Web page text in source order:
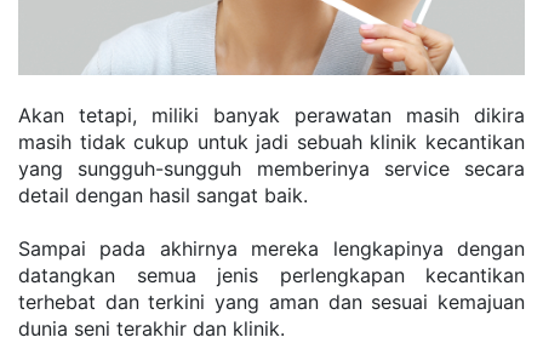
Akan tetapi, miliki banyak perawatan masih dikira
masih tidak cukup untuk jadi sebuah klinik kecantikan
yang sungguh-sungguh memberinya service secara
detail dengan hasil sangat baik.
Sampai pada akhirnya mereka lengkapinya dengan
datangkan semua jenis perlengkapan kecantikan
terhebat dan terkini yang aman dan sesuai kemajuan
dunia seni terakhir dan klinik.